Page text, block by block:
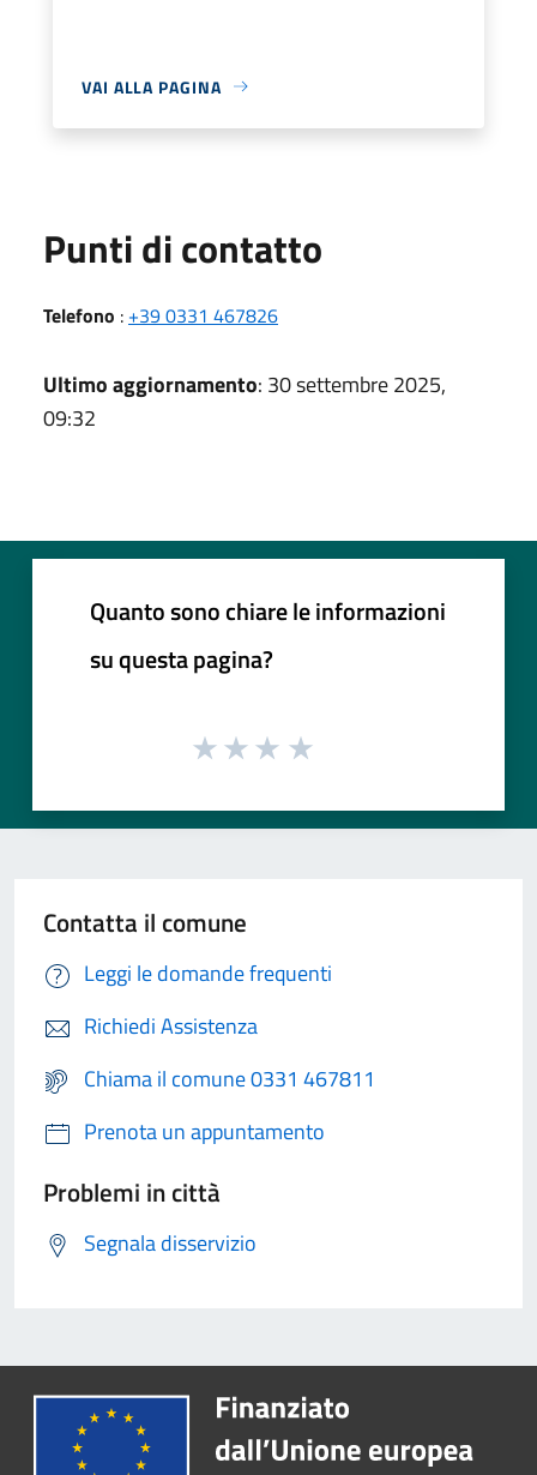
VAI ALLA PAGINA
Punti di contatto
Telefono : +39 0331 467826
Ultimo aggiornamento: 30 settembre 2025,
09:32
Quanto sono chiare le informazioni
su questa pagina?
Contatta il comune
Leggi le domande frequenti
Richiedi Assistenza
Chiama il comune 0331 467811
Prenota un appuntamento
Problemi in città
Segnala disservizio